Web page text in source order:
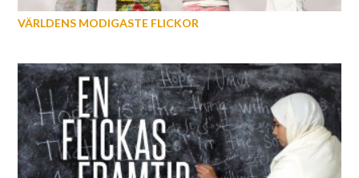
VÄRLDENS MODIGASTE FLICKOR